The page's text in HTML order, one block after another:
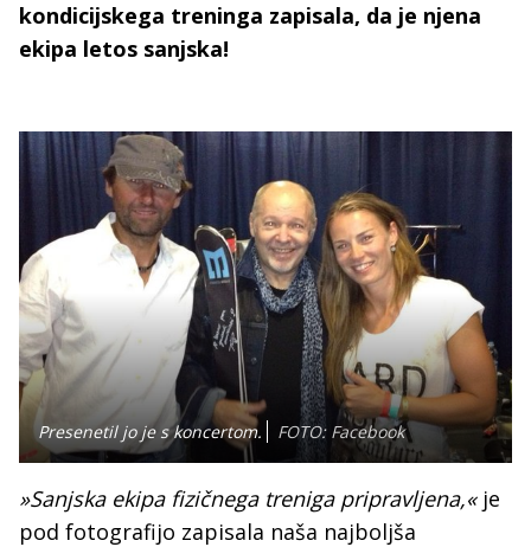
kondicijskega treninga zapisala, da je njena
ekipa letos sanjska!
Presenetil jo je s koncertom. FOTO: Facebook
»Sanjska ekipa fizičnega treniga pripravljena,«je
pod fotografijo zapisala naša najboljša